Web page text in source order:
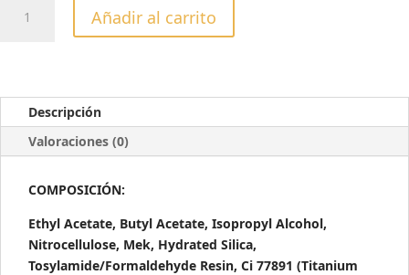
cantidad
Añadir al carrito
Descripción
Valoraciones (0)
COMPOSICIÓN:
Ethyl Acetate, Butyl Acetate, Isopropyl Alcohol,
Nitrocellulose, Mek, Hydrated Silica,
Tosylamide/Formaldehyde Resin, Ci 77891 (Titanium